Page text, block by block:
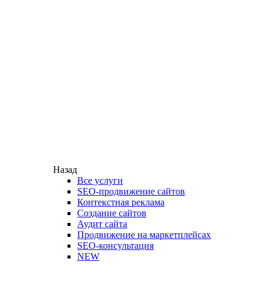
Назад
Все услуги
SEO-продвижение сайтов
Контекстная реклама
Создание сайтов
Аудит сайта
Продвижение на маркетплейсах
SEO-консультация
NEW